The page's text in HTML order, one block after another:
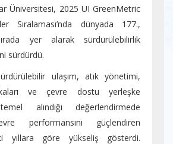
Üniversitesi, 2025 UI GreenMetric
Sıralaması’nda dünyada 177.,
yer alarak sürdürülebilirlik
sürdürdü.
ulaşım, atık yönetimi,
ve çevre dostu yerleşke
alındığı değerlendirmede
performansını güçlendiren
yıllara göre yükseliş gösterdi.